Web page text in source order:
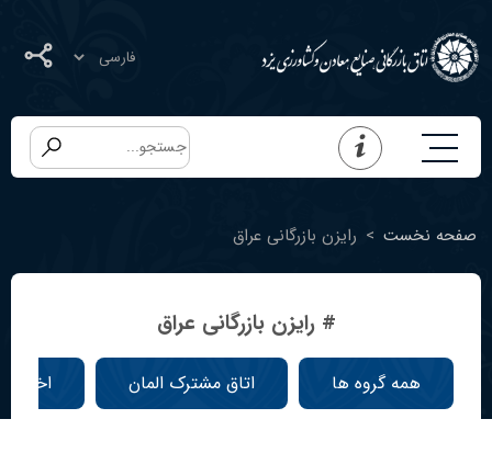
صفحه نخست > رایزن بازرگانی عراق
# رایزن بازرگانی عراق
همه گروه ها اتاق مشترک المان اخبار